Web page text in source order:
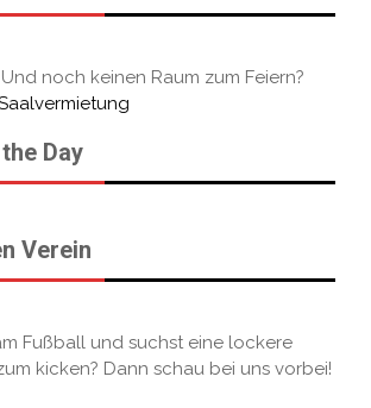
noch keinen Raum zum Feiern?
Day
Verein
Fußball und suchst eine lockere
kicken? Dann schau bei uns vorbei!